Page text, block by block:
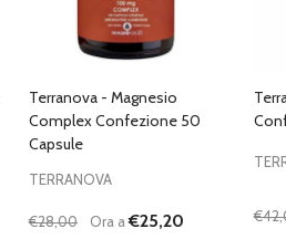
Terranova - Magnesio
Complex Confezione 50
Capsule
TERRANOVA
€28,00 Ora a€25,20